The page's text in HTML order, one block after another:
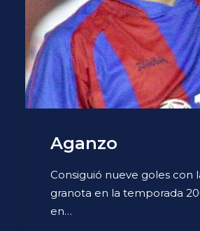
Aganzo
Consiguió nueve goles con
granota en la temporada
en…